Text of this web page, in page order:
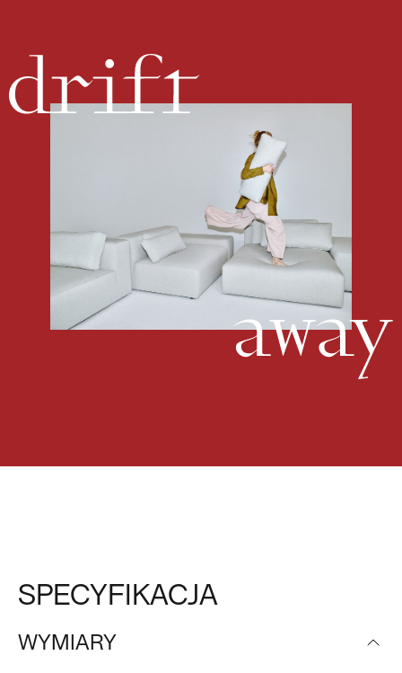
SPECYFIKACJA
WYMIARY